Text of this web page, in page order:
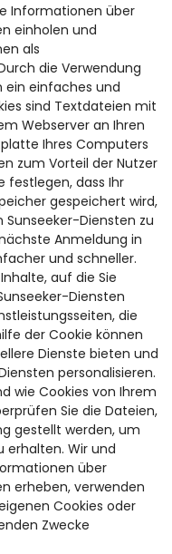
Informationen über
einholen und
als
die Verwendung
ein einfaches und
sind Textdateien mit
Webserver an Ihren
Ihres Computers
zum Vorteil der Nutzer
festlegen, dass Ihr
gespeichert wird,
Diensten zu
Anmeldung in
und schneller.
auf die Sie
Diensten
die
der Cookie können
Dienste bieten und
personalisieren.
wie Cookies von Ihrem
Sie die Dateien,
gestellt werden, um
Wir und
über
erheben, verwenden
Cookies oder
Zwecke